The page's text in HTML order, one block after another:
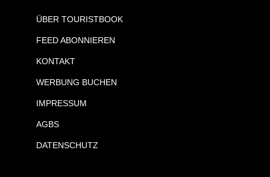
ÜBER TOURISTBOOK
FEED ABONNIEREN
KONTAKT
WERBUNG BUCHEN
IMPRESSUM
AGBS
DATENSCHUTZ